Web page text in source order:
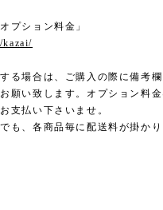
プション料金」
る場合は、ご購入の際に備考
願い致します。オプション料
支払い下さいませ。
も、各商品毎に配送料が掛かり